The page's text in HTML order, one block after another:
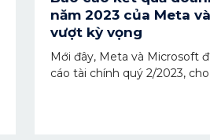
năm 2023 của Meta
vượt kỳ vọng
Mới đây, Meta và Microsoft
cáo tài chính quý 2/2023,